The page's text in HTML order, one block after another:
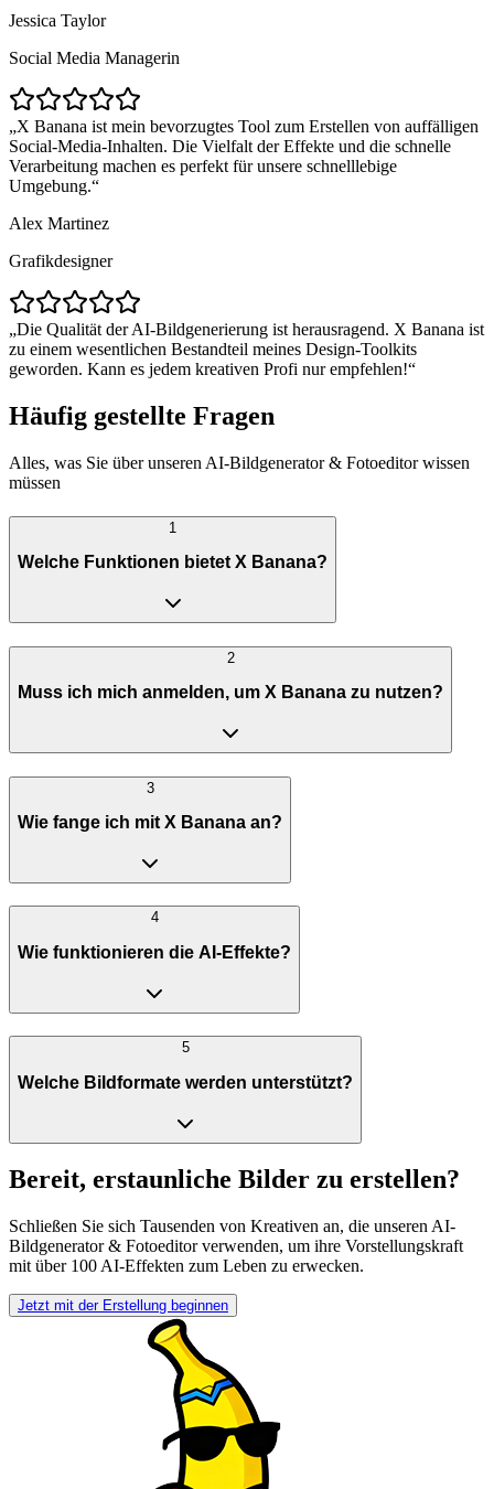
Jessica Taylor
Social Media Managerin
X Banana ist mein bevorzugtes Tool zum Erstellen von auffälligen
Social-Media-Inhalten. Die Vielfalt der Effekte und die schnelle
Verarbeitung machen es perfekt für unsere schnelllebige
Umgebung.
Alex Martinez
Grafikdesigner
Die Qualität der AI-Bildgenerierung ist herausragend. X Banana ist
zu einem wesentlichen Bestandteil meines Design-Toolkits
geworden. Kann es jedem kreativen Profi nur empfehlen!
Häufig gestellte Fragen
Alles, was Sie über unseren AI-Bildgenerator & Fotoeditor wissen
müssen
1
Welche Funktionen bietet X Banana?
2
Muss ich mich anmelden, um X Banana zu nutzen?
3
Wie fange ich mit X Banana an?
4
Wie funktionieren die AI-Effekte?
5
Welche Bildformate werden unterstützt?
Bereit, erstaunliche Bilder zu erstellen?
Schließen Sie sich Tausenden von Kreativen an, die unseren AI-
Bildgenerator & Fotoeditor verwenden, um ihre Vorstellungskraft
mit über 100 AI-Effekten zum Leben zu erwecken.
Jetzt mit der Erstellung beginnen